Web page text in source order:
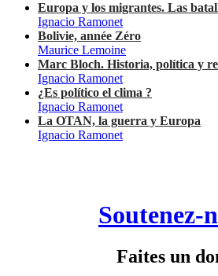
Europa y los migrantes. Las
Ignacio Ramonet
Bolivie, année Zéro
Maurice Lemoine
Marc Bloch. Historia, política y
Ignacio Ramonet
¿Es político el clima ?
Ignacio Ramonet
La OTAN, la guerra y Europa
Ignacio Ramonet
Soutenez-
Faites un